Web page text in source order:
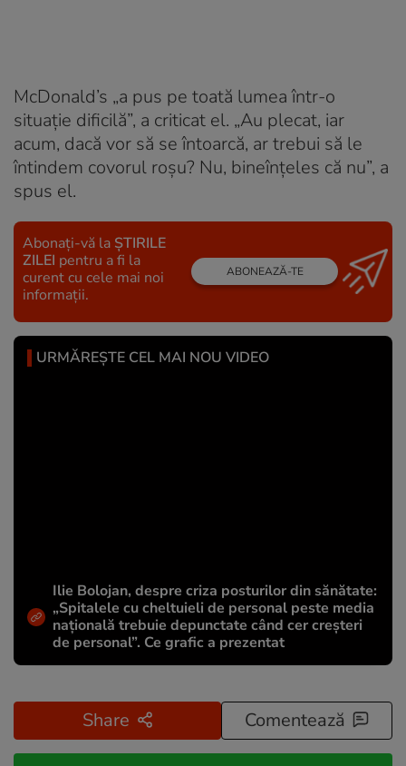
McDonald’s „a pus pe toată lumea într-o
situație dificilă”, a criticat el. „Au plecat, iar
acum, dacă vor să se întoarcă, ar trebui să le
întindem covorul roșu? Nu, bineînțeles că nu”, a
spus el.
Abonați-vă la ȘTIRILE
ZILEI pentru a fi la
curent cu cele mai noi
informații.
ABONEAZĂ-TE
URMĂREȘTE CEL MAI NOU VIDEO
Ilie Bolojan, despre criza posturilor din sănătate:
„Spitalele cu cheltuieli de personal peste media
națională trebuie depunctate când cer creșteri
de personal”. Ce grafic a prezentat
Share Comentează